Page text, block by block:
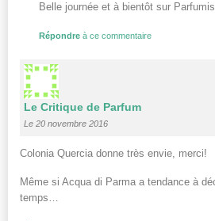
Belle journée et à bientôt sur
Répondre à ce commentaire
Le Critique de Parfum
Le 20 novembre 2016
Colonia Quercia donne très envie, merci!
Même si Acqua di Parma a tendance à
temps…